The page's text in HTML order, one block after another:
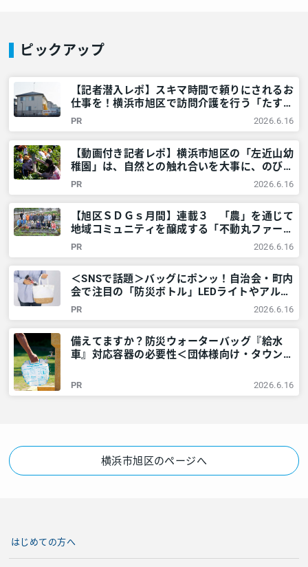
ピックアップ
【記者潜入レポ】スキマ時間で頼りにされるお
仕事を！横浜市旭区で訪問介護を行う「たすけ
あいあさひ」でガッツリ稼ぐ！ – 神奈川・東
京多摩のご近所情報 – レアリア
PR 2026.6.16
【動画付き記者レポ】横浜市旭区の「左近山幼
稚園」は、自然との触れ合いを大事に、のびの
びとした教育を提供！＜満3歳児募集中＞ – 神
奈川・東京多摩のご近所情報 – レアリア
PR 2026.6.16
【旭区ＳＤＧｓ月間】連載３ 「農」を通じて
地域コミュニティを醸成する「不動丸ファー
ム」を取材！ – 神奈川・東京多摩のご近所情
報 – レアリア
PR 2026.6.16
＜SNSで話題＞バッグにポンッ！自治会・町内
会で注目の「防災ボトル」LEDライトやアルミ
シートなど6点が1本に – 神奈川・東京多摩の
ご近所情報 – レアリア
PR 2026.6.16
備えてますか？防災ウォーターバッグ『給水
車』対応容器の必要性＜団体様向け・タウンニ
多摩のご近所情報 – レアリア
PR 2026.6.16
横浜市旭区のページへ
はじめての方へ